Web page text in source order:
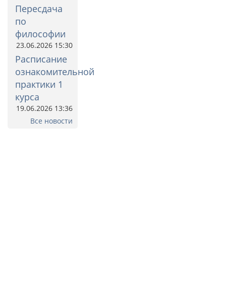
Пересдача
по
философии
23.06.2026 15:30
Расписание
ознакомительной
практики 1
курса
19.06.2026 13:36
Все новости